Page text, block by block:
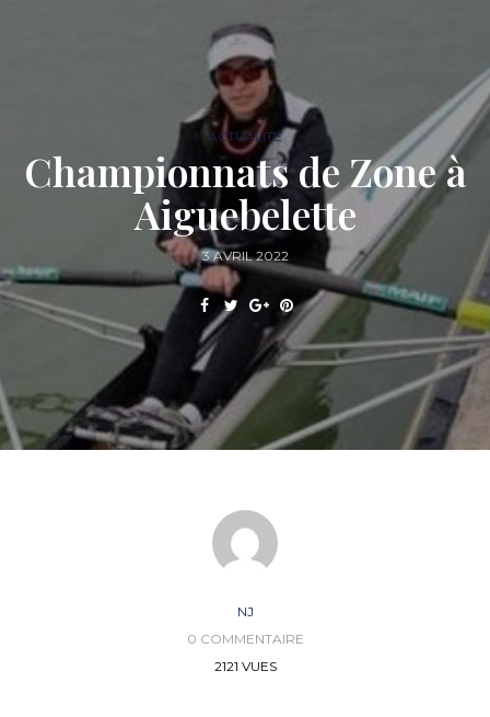
ACTUALITÉ
Championnats de Zone à
Aiguebelette
3 AVRIL 2022
NJ
0 COMMENTAIRE
2121 VUES